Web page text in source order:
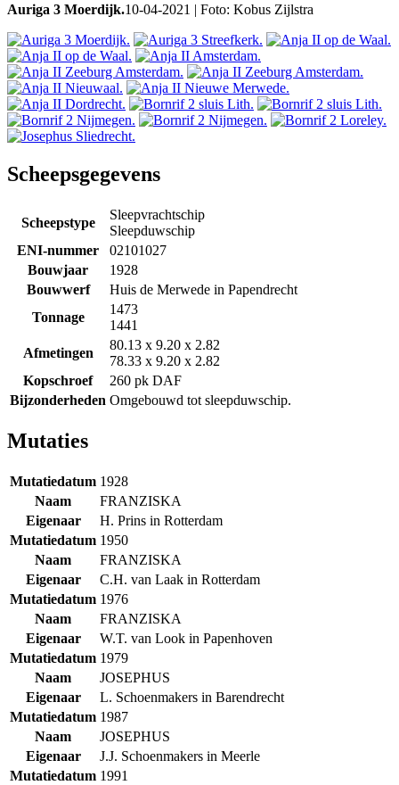
Auriga 3 Moerdijk.10-04-2021 | Foto: Kobus Zijlstra
Scheepsgegevens
Scheepstype
Sleepvrachtschip
Sleepduwschip
ENI-nummer
02101027
Bouwjaar
1928
Bouwwerf
Huis de Merwede in Papendrecht
Tonnage
1473
1441
Afmetingen
80.13 x 9.20 x 2.82
78.33 x 9.20 x 2.82
Kopschroef
260 pk DAF
Bijzonderheden Omgebouwd tot sleepduwschip.
Mutaties
Mutatiedatum 1928
Naam
FRANZISKA
Eigenaar
H. Prins in Rotterdam
Mutatiedatum 1950
Naam
FRANZISKA
Eigenaar
C.H. van Laak in Rotterdam
Mutatiedatum 1976
Naam
FRANZISKA
Eigenaar
W.T. van Look in Papenhoven
Mutatiedatum 1979
Naam
JOSEPHUS
Eigenaar
L. Schoenmakers in Barendrecht
Mutatiedatum 1987
Naam
JOSEPHUS
Eigenaar
J.J. Schoenmakers in Meerle
Mutatiedatum 1991